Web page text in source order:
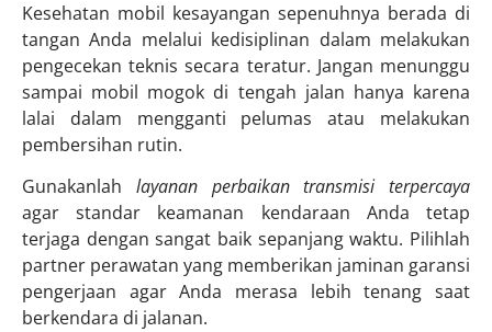
Kesehatan mobil kesayangan sepenuhnya berada di
tangan Anda melalui kedisiplinan dalam melakukan
pengecekan teknis secara teratur. Jangan menunggu
sampai mobil mogok di tengah jalan hanya karena
lalai dalam mengganti pelumas atau melakukan
pembersihan rutin.
Gunakanlah layanan perbaikan transmisi terpercaya
agar standar keamanan kendaraan Anda tetap
terjaga dengan sangat baik sepanjang waktu. Pilihlah
partner perawatan yang memberikan jaminan garansi
pengerjaan agar Anda merasa lebih tenang saat
berkendara di jalanan.